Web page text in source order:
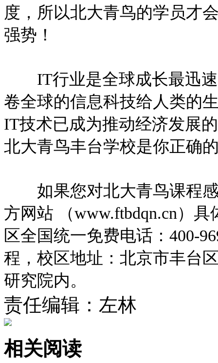
度，所以北大青鸟的学员才
强势！
IT行业是全球成长最迅速
卷全球的信息科技给人类的
IT技术已成为推动经济发展
北大青鸟丰台学校是你正确
如果您对北大青鸟课程感
方网站 （www.ftbdqn.cn）
区全国统一免费电话：400-
程，校区地址：北京市丰台
研究院内。
责任编辑：左林
相关阅读